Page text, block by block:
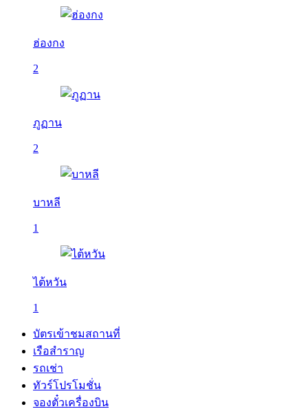
ฮ่องกง
2
ภูฏาน
2
บาหลี
1
ไต้หวัน
1
บัตรเข้าชมสถานที่
เรือสำราญ
รถเช่า
ทัวร์โปรโมชั่น
จองตั๋วเครื่องบิน